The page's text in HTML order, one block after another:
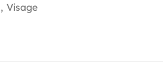
, Visage